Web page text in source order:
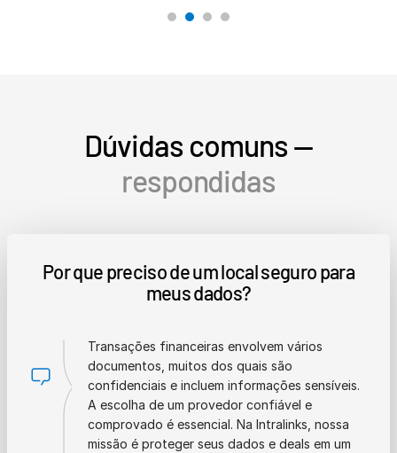
Dúvidas comuns —
respondidas
Por que preciso de um local seguro para
meus dados?
Transações financeiras envolvem vários
documentos, muitos dos quais são
confidenciais e incluem informações sensíveis.
A escolha de um provedor confiável e
comprovado é essencial. Na Intralinks, nossa
missão é proteger seus dados e deals em um